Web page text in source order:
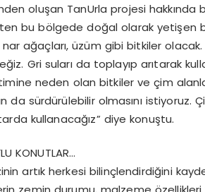
oluşan TanUrla projesi
bu bölgede doğal olarak yetişen
ağaçları, üzüm gibi bitkiler
Gri suları da toplayıp arıtarak
neden olan bitkiler ve çim
da sürdürülebilir olmasını istiyoruz.
kullanacağız” diye konuştu.
KONUTLAR…
artık herkesi bilinçlendirdiğini